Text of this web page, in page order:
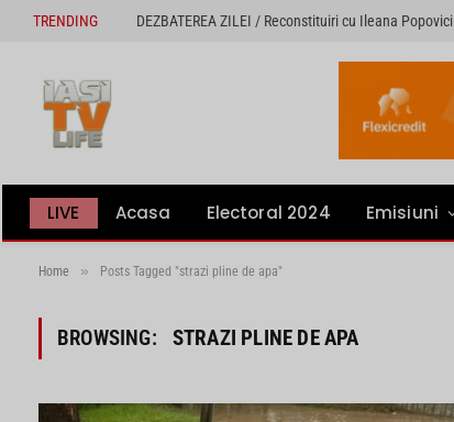
TRENDING DEZBATEREA ZILEI / Reconstituiri cu Ileana Popovici
LIVE Acasa Electoral 2024 Emisiuni
Home » Posts Tagged "strazi pline de apa"
BROWSING: STRAZI PLINE DE APA